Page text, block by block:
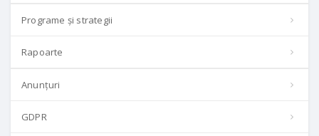
Programe și strategii
Rapoarte
Anunțuri
GDPR